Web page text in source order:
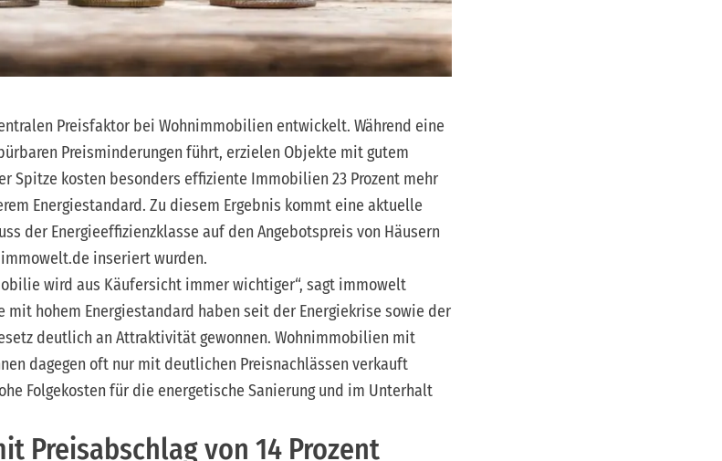
Preisfaktor bei Wohnimmobilien entwickelt. Während eine
Preisminderungen führt, erzielen Objekte mit gutem
Spitze kosten besonders effiziente Immobilien 23 Prozent mehr
Energiestandard. Zu diesem Ergebnis kommt eine aktuelle
der Energieeffizienzklasse auf den Angebotspreis von Häusern
immowelt.de inseriert wurden.
wird aus Käufersicht immer wichtiger“, sagt immowelt
mit hohem Energiestandard haben seit der Energiekrise sowie der
deutlich an Attraktivität gewonnen. Wohnimmobilien mit
dagegen oft nur mit deutlichen Preisnachlässen verkauft
Folgekosten für die energetische Sanierung und im Unterhalt
Preisabschlag von 14 Prozent